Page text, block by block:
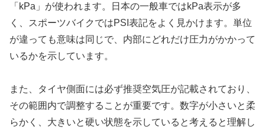
「kPa」が使われます。日本の一般車ではkPa表示が多
く、スポーツバイクではPSI表記をよく見かけます。単位
が違っても意味は同じで、内部にどれだけ圧力がかかって
いるかを示しています。
また、タイヤ側面には必ず推奨空気圧が記載されており、
その範囲内で調整することが重要です。数字が小さいと柔
らかく、大きいと硬い状態を示していると考えると理解し